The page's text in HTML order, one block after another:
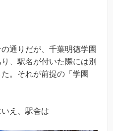
通りだが、千葉明徳学園
、駅名が付いた際には別
。それが前提の「学園
え、駅舎は